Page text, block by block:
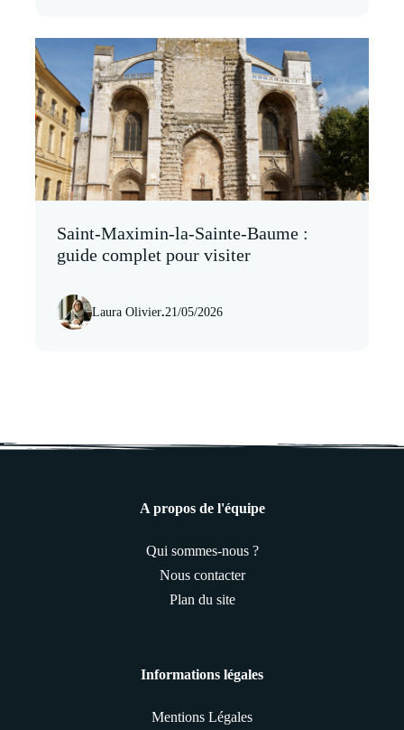
Saint-Maximin-la-Sainte-Baume :
guide complet pour visiter
Laura Olivier.21/05/2026
A propos de l'équipe
Qui sommes-nous ?
Nous contacter
Plan du site
Informations légales
Mentions Légales